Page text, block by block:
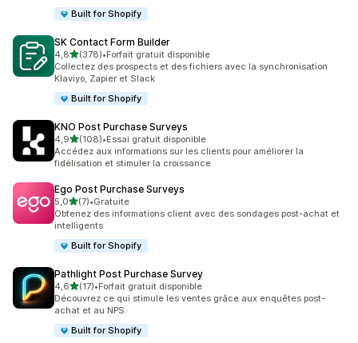
Built for Shopify
SK Contact Form Builder
4,8étoile(s) sur 5
(378)
378 avis au total
•Forfait gratuit disponible
Collectez des prospects et des fichiers avec la synchronisation
Klaviyo, Zapier et Slack
Built for Shopify
KNO Post Purchase Surveys
4,9étoile(s) sur 5
(108)
108 avis au total
•Essai gratuit disponible
Accédez aux informations sur les clients pour améliorer la
fidélisation et stimuler la croissance
Ego Post Purchase Surveys
5,0étoile(s) sur 5
(7)
7 avis au total
•Gratuite
Obtenez des informations client avec des sondages post-achat et
intelligents
Built for Shopify
Pathlight Post Purchase Survey
4,6étoile(s) sur 5
(17)
17 avis au total
•Forfait gratuit disponible
Découvrez ce qui stimule les ventes grâce aux enquêtes post-
achat et au NPS.
Built for Shopify